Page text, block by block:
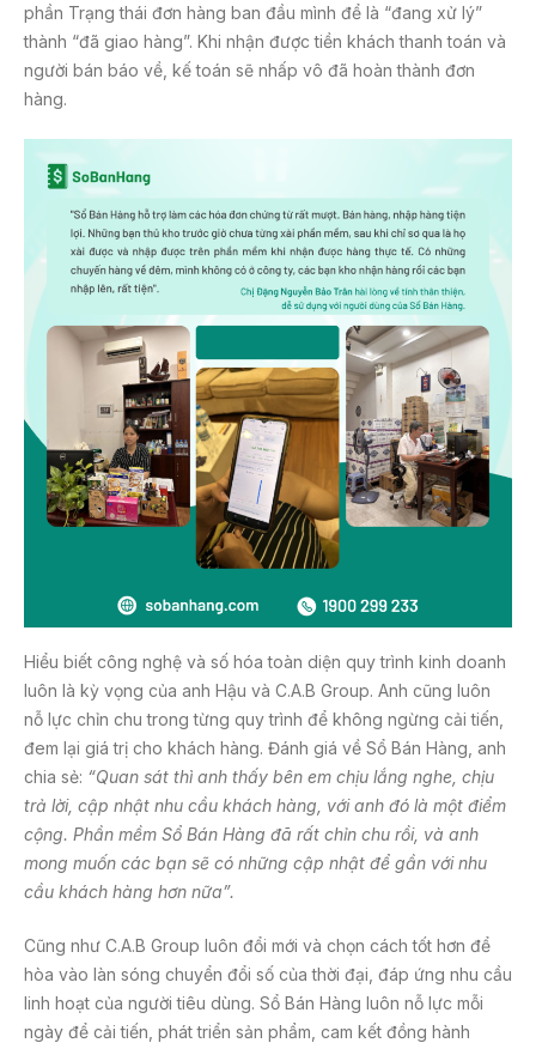
phần Trạng thái đơn hàng ban đầu mình để là “đang xử lý”
thành “đã giao hàng”. Khi nhận được tiền khách thanh toán và
người bán báo về, kế toán sẽ nhấp vô đã hoàn thành đơn
hàng.
Hiểu biết công nghệ và số hóa toàn diện quy trình kinh doanh
luôn là kỳ vọng của anh Hậu và C.A.B Group. Anh cũng luôn
nỗ lực chỉn chu trong từng quy trình để không ngừng cải tiến,
đem lại giá trị cho khách hàng. Đánh giá về Sổ Bán Hàng, anh
chia sẻ: “Quan sát thì anh thấy bên em chịu lắng nghe, chịu
trả lời, cập nhật nhu cầu khách hàng, với anh đó là một điểm
cộng. Phần mềm Sổ Bán Hàng đã rất chỉn chu rồi, và anh
mong muốn các bạn sẽ có những cập nhật để gần với nhu
cầu khách hàng hơn nữa”.
Cũng như C.A.B Group luôn đổi mới và chọn cách tốt hơn để
hòa vào làn sóng chuyển đổi số của thời đại, đáp ứng nhu cầu
linh hoạt của người tiêu dùng. Sổ Bán Hàng luôn nỗ lực mỗi
ngày để cải tiến, phát triển sản phẩm, cam kết đồng hành